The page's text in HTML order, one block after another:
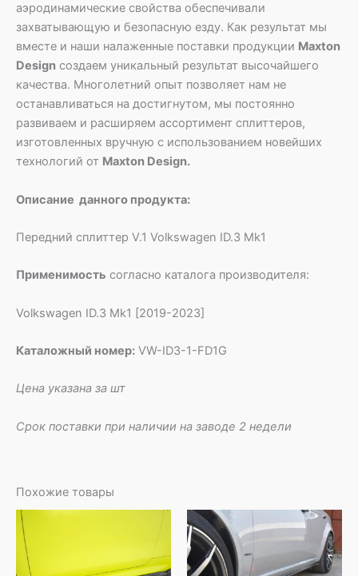
аэродинамические свойства обеспечивали
захватывающую и безопасную езду. Как результат мы
вместе и наши налаженные поставки продукции Maxton
Design создаем уникальный результат высочайшего
качества. Многолетний опыт позволяет нам не
останавливаться на достигнутом, мы постоянно
развиваем и расширяем ассортимент сплиттеров,
изготовленных вручную с использованием новейших
технологий от Maxton Design.
Описание данного продукта:
Передний сплиттер V.1 Volkswagen ID.3 Mk1
Применимость согласно каталога производителя:
Volkswagen ID.3 Mk1 [2019-2023]
Каталожный номер: VW-ID3-1-FD1G
Цена указана за шт
Срок поставки при наличии на заводе 2 недели
Похожие товары